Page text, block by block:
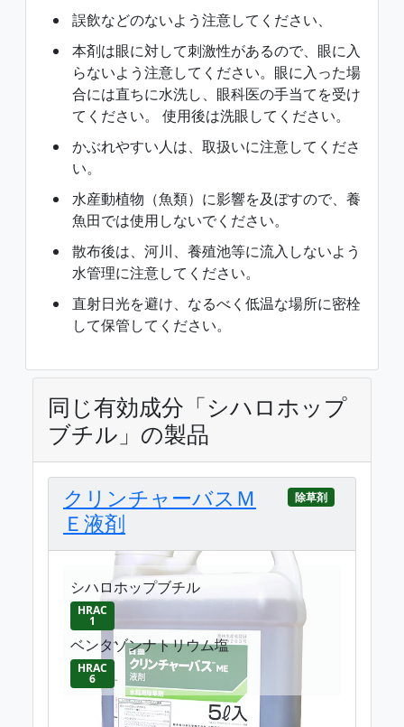
誤飲などのないよう注意してください、
本剤は眼に対して刺激性があるので、眼に入
らないよう注意してください。眼に入った場
合には直ちに水洗し、眼科医の手当てを受け
てください。 使用後は洗眼してください。
かぶれやすい人は、取扱いに注意してくださ
い。
水産動植物（魚類）に影響を及ぼすので、養
魚田では使用しないでください。
散布後は、河川、養殖池等に流入しないよう
水管理に注意してください。
直射日光を避け、なるべく低温な場所に密栓
して保管してください。
同じ有効成分「シハロホップ
ブチル」の製品
クリンチャーバスＭ
Ｅ液剤
除草剤
シハロホップブチル
HRAC
1
ベンタゾンナトリウム塩
HRAC
6